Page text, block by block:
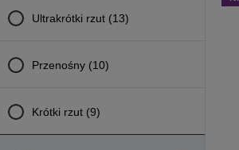
Ultrakrótki rzut (13)
Przenośny (10)
Krótki rzut (9)